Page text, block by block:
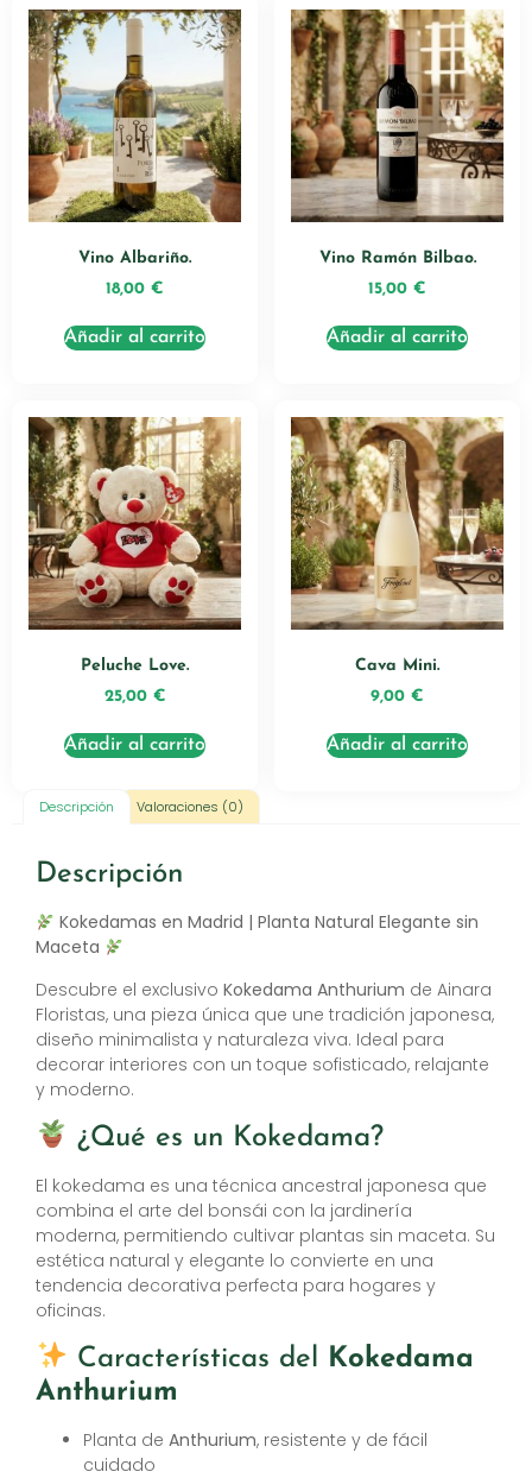
Vino Albariño.
18,00 €
Añadir al carrito
Vino Ramón Bilbao.
15,00 €
Añadir al carrito
Peluche Love.
25,00 €
Añadir al carrito
Cava Mini.
9,00 €
Añadir al carrito
Descripción Valoraciones (0)
Descripción
Kokedamas en Madrid | Planta Natural Elegante sin
Maceta
Descubre el exclusivo Kokedama Anthurium de Ainara
Floristas, una pieza única que une tradición japonesa,
diseño minimalista y naturaleza viva. Ideal para
decorar interiores con un toque sofisticado, relajante
y moderno.
¿Qué es un Kokedama?
El kokedama es una técnica ancestral japonesa que
combina el arte del bonsái con la jardinería
moderna, permitiendo cultivar plantas sin maceta. Su
estética natural y elegante lo convierte en una
tendencia decorativa perfecta para hogares y
oficinas.
Características del
Kokedama
Anthurium
Planta de Anthurium, resistente y de fácil
cuidado